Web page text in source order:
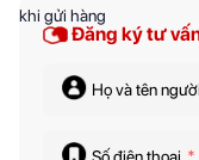
Đăng ký tư
Họ và tên